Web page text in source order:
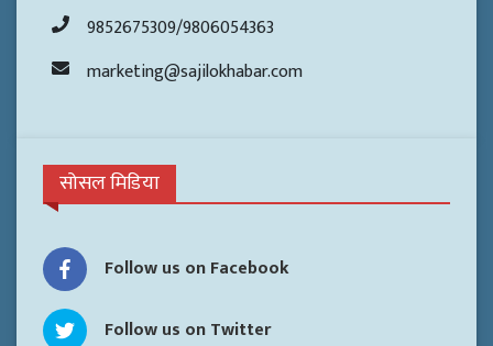
9852675309/9806054363
marketing@sajilokhabar.com
सोसल मिडिया
Follow us on Facebook
Follow us on Twitter